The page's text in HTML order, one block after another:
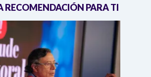
RECOMENDACIÓN PARA TI